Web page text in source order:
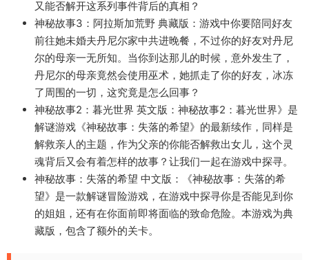
又能否解开这系列事件背后的真相？
神秘故事3：阿拉斯加荒野 典藏版 ：游戏中你要陪同好友
前往她未婚夫丹尼尔家中共进晚餐，不过你的好友对丹尼
尔的母亲一无所知。当你到达那儿的时候，意外发生了，
丹尼尔的母亲竟然会使用巫术，她抓走了你的好友，冰冻
了周围的一切，这究竟是怎么回事？
神秘故事2：暮光世界 英文版 ：神秘故事2：暮光世界》是
解谜游戏《神秘故事：失落的希望》的最新续作，同样是
解救亲人的主题，作为父亲的你能否解救出女儿，这个灵
魂背后又会有着怎样的故事？让我们一起在游戏中探寻。
神秘故事：失落的希望 中文版 ：《神秘故事：失落的希
望》是一款解谜冒险游戏，在游戏中探寻你是否能见到你
的姐姐，还有在你面前即将面临的致命危险。本游戏为典
藏版，包含了额外的关卡。